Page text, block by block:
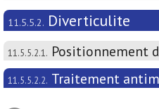
11.5.5.2. Diverticulite
11.5.5.2.1. Positionnement
11.5.5.2.2. Traitement